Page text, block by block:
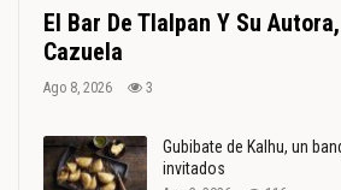
El Bar De Tlalpan Y Su
Cazuela
Ago 8, 2026 3
Gubibate de Kalhu, un
invitados